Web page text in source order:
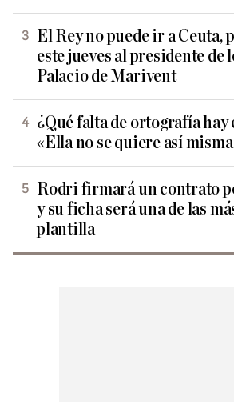
El Rey no puede ir a Ceuta,
este jueves al presidente de
Palacio de Marivent
¿Qué falta de ortografía hay
«Ella no se quiere así
Rodri firmará un contrato
y su ficha será una de las
plantilla